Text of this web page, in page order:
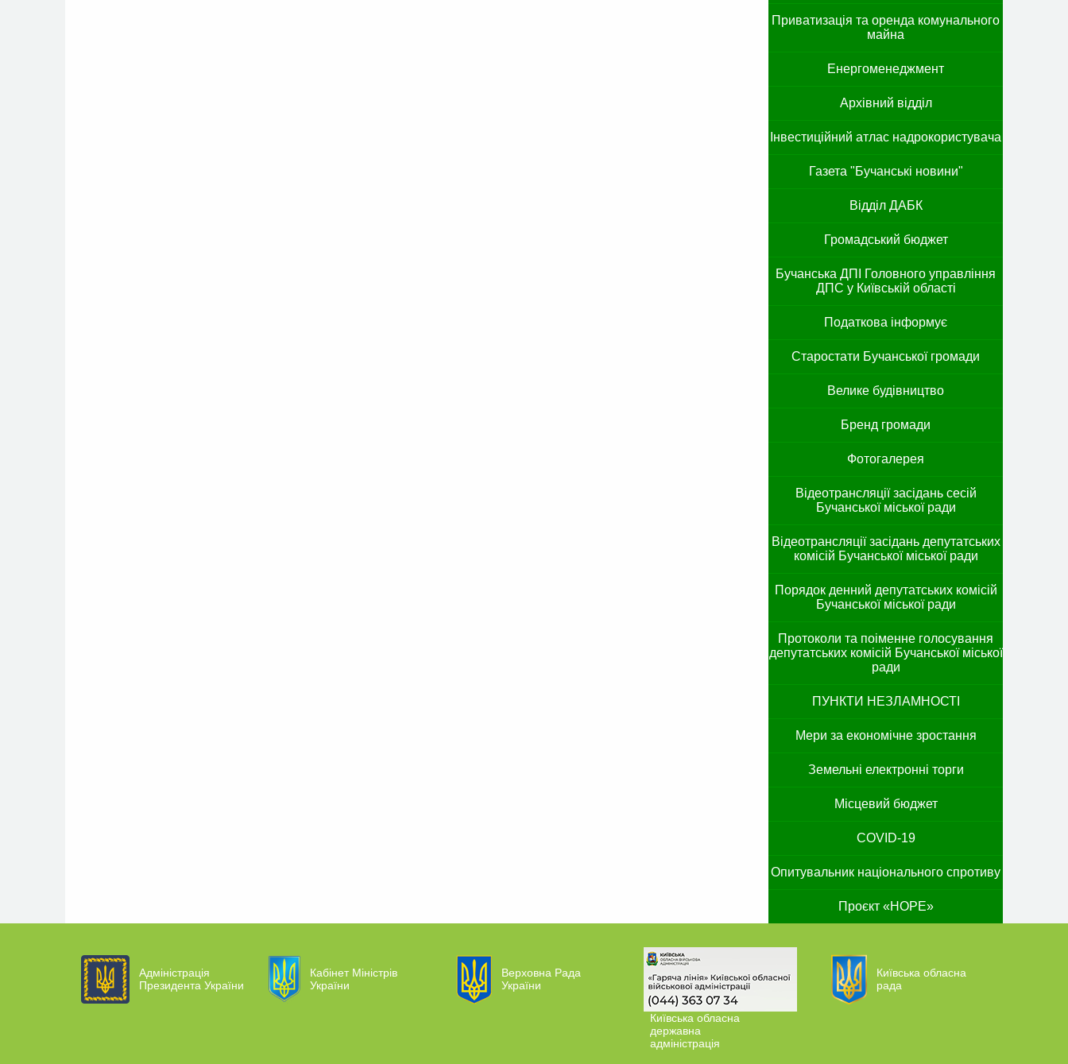
Приватизація та оренда комунального
майна
Енергоменеджмент
Архівний відділ
Інвестиційний атлас надрокористувача
Газета "Бучанські новини"
Відділ ДАБК
Громадський бюджет
Бучанська ДПІ Головного управління
ДПС у Київській області
Податкова інформує
Старостати Бучанської громади
Велике будівництво
Бренд громади
Фотогалерея
Відеотрансляції засідань сесій
Бучанської міської ради
Відеотрансляції засідань депутатських
комісій Бучанської міської ради
Порядок денний депутатських комісій
Бучанської міської ради
Протоколи та поіменне голосування
депутатських комісій Бучанської міської
ради
ПУНКТИ НЕЗЛАМНОСТІ
Мери за економічне зростання
Земельні електронні торги
Місцевий бюджет
COVID-19
Опитувальник національного спротиву
Проєкт «HOPE»
Адміністрація
Президента України
Кабінет Міністрів
України
Верховна Рада
України
Київська обласна
державна
адміністрація
Київська обласна
рада